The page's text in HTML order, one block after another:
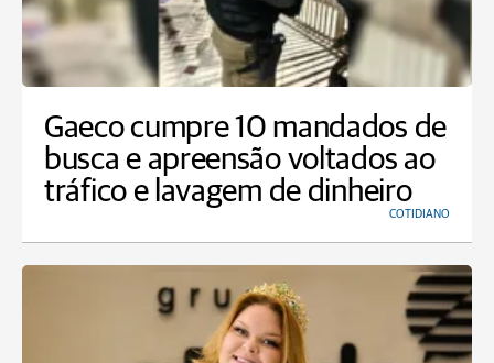
Gaeco cumpre 10 mandados de
busca e apreensão voltados ao
tráfico e lavagem de dinheiro
COTIDIANO